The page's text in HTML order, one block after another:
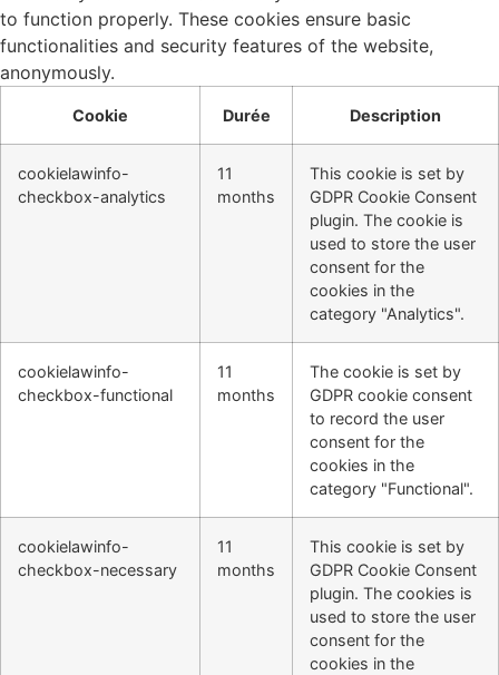
to function properly. These cookies ensure basic
functionalities and security features of the website,
anonymously.
Cookie Durée Description
cookielawinfo-
checkbox-analytics
11
months
This cookie is set by
GDPR Cookie Consent
plugin. The cookie is
used to store the user
consent for the
cookies in the
category "Analytics".
cookielawinfo-
checkbox-functional
11
months
The cookie is set by
GDPR cookie consent
to record the user
consent for the
cookies in the
category "Functional".
cookielawinfo-
checkbox-necessary
11
months
This cookie is set by
GDPR Cookie Consent
plugin. The cookies is
used to store the user
consent for the
cookies in the